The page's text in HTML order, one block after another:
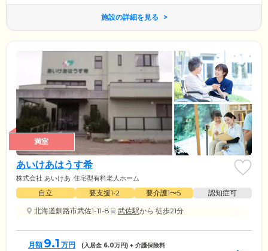
施設の詳細を見る
満室
あいけあはうす希
株式会社 あいけあ 住宅型有料老人ホーム
自立 要支援1•2 要介護1〜5
認知症可
北海道釧路市武佐1-11-8
武佐駅から 徒歩21分
月額 9.1 万円 (入居金 6.0万円) + 介護保険料